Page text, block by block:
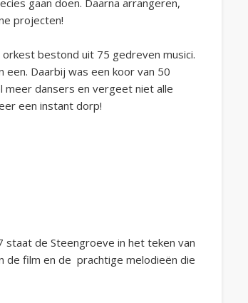
gaan doen. Daarna arrangeren,
projecten!
bestond uit 75 gedreven musici.
Daarbij was een koor van 50
meer dansers en vergeet niet alle
een instant dorp!
staat de Steengroeve in het teken van
de film en de prachtige melodieën die